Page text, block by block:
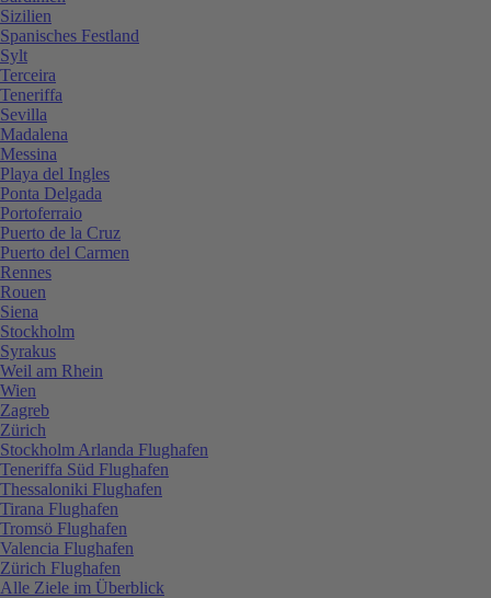
Sizilien
Spanisches Festland
Sylt
Terceira
Teneriffa
Sevilla
Madalena
Messina
Playa del Ingles
Ponta Delgada
Portoferraio
Puerto de la Cruz
Puerto del Carmen
Rennes
Rouen
Siena
Stockholm
Syrakus
Weil am Rhein
Wien
Zagreb
Zürich
Stockholm Arlanda Flughafen
Teneriffa Süd Flughafen
Thessaloniki Flughafen
Tirana Flughafen
Tromsö Flughafen
Valencia Flughafen
Zürich Flughafen
Alle Ziele im Überblick